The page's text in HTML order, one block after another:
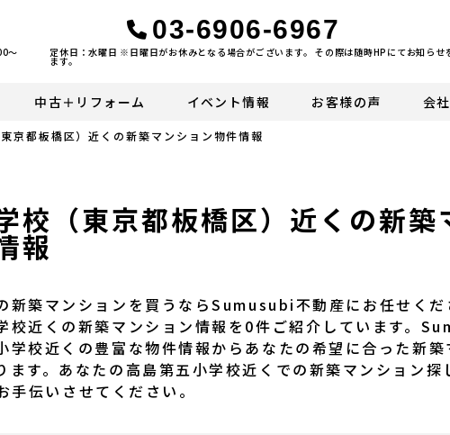
03-6906-6967
〜 定休日：水曜日 ※日曜日がお休みとなる場合がございます。 その際は随時HPにてお知らせ
ます。
中古＋リフォーム イベント情報 お客様の声 会
京都板橋区）近くの新築マンション物件情報
校（東京都板橋区）近くの新築
報
新築マンションを買うならSumusubi不動産にお任せくだ
校近くの新築マンション情報を0件ご紹介しています。
学校近くの豊富な物件情報からあなたの希望に合った新築
ます。あなたの高島第五小学校近くでの新築マンション探
伝いさせてください。